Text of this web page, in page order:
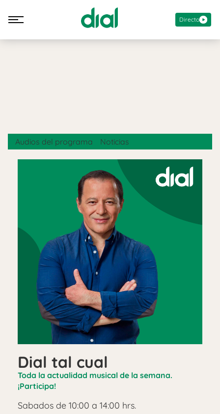
Directo
Dial tal cual
Toda la actualidad musical de la semana.
¡Participa!
Sabados de 10:00 a 14:00 hrs.
Audios del programa Noticias